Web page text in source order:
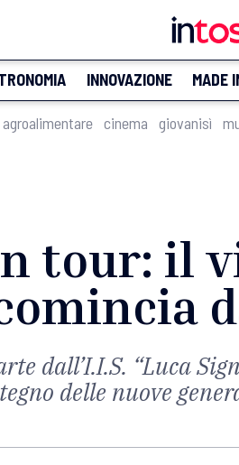
INNOVAZIONE MADE
agroalimentare cinema giovanisì
tour: il
dall’I.I.S. “Luca
delle nuove